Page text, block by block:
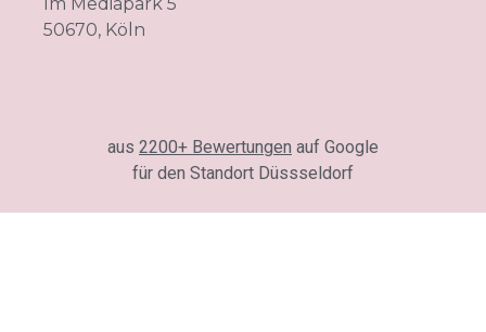
aus2200+ Bewertungen
für den Standort Düssseldorf